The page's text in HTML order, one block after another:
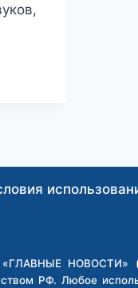
НОВОСТИ»
РФ. Любое